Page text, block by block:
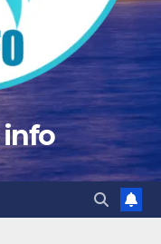
info